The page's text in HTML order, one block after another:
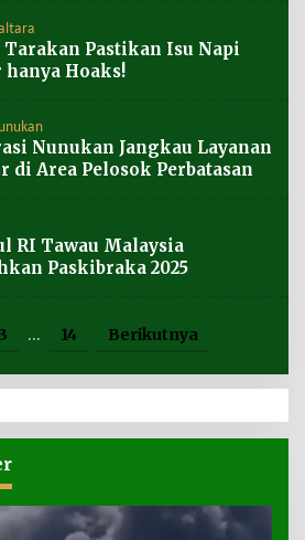
Tarakan Pastikan Isu Napi
hanya Hoaks!
Nunukan Jangkau Layanan
di Area Pelosok Perbatasan
RI Tawau Malaysia
Paskibraka 2025
3 … 14 Berikutnya